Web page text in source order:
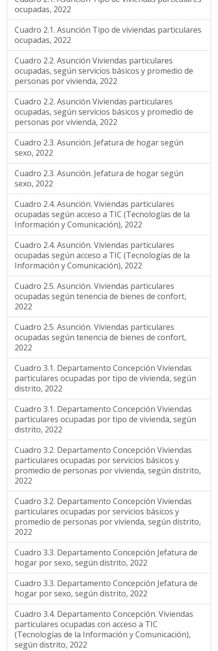
ocupadas, 2022
Cuadro 2.1. Asunción Tipo de viviendas particulares
ocupadas, 2022
Cuadro 2.2. Asunción Viviendas particulares
ocupadas, según servicios básicos y promedio de
personas por vivienda, 2022
Cuadro 2.2. Asunción Viviendas particulares
ocupadas, según servicios básicos y promedio de
personas por vivienda, 2022
Cuadro 2.3. Asunción. Jefatura de hogar según
sexo, 2022
Cuadro 2.3. Asunción. Jefatura de hogar según
sexo, 2022
Cuadro 2.4. Asunción. Viviendas particulares
ocupadas según acceso a TIC (Tecnologías de la
Información y Comunicación), 2022
Cuadro 2.4. Asunción. Viviendas particulares
ocupadas según acceso a TIC (Tecnologías de la
Información y Comunicación), 2022
Cuadro 2.5. Asunción. Viviendas particulares
ocupadas según tenencia de bienes de confort,
2022
Cuadro 2.5. Asunción. Viviendas particulares
ocupadas según tenencia de bienes de confort,
2022
Cuadro 3.1. Departamento Concepción Viviendas
particulares ocupadas por tipo de vivienda, según
distrito, 2022
Cuadro 3.1. Departamento Concepción Viviendas
particulares ocupadas por tipo de vivienda, según
distrito, 2022
Cuadro 3.2. Departamento Concepción Viviendas
particulares ocupadas por servicios básicos y
promedio de personas por vivienda, según distrito,
2022
Cuadro 3.2. Departamento Concepción Viviendas
particulares ocupadas por servicios básicos y
promedio de personas por vivienda, según distrito,
2022
Cuadro 3.3. Departamento Concepción Jefatura de
hogar por sexo, según distrito, 2022
Cuadro 3.3. Departamento Concepción Jefatura de
hogar por sexo, según distrito, 2022
Cuadro 3.4. Departamento Concepción. Viviendas
particulares ocupadas con acceso a TIC
(Tecnologías de la Información y Comunicación),
según distrito, 2022